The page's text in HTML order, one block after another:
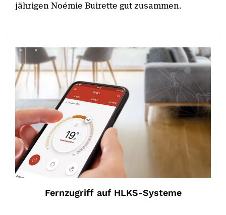
jährigen Noémie Buirette gut zusammen.
Fernzugriff auf HLKS-Systeme